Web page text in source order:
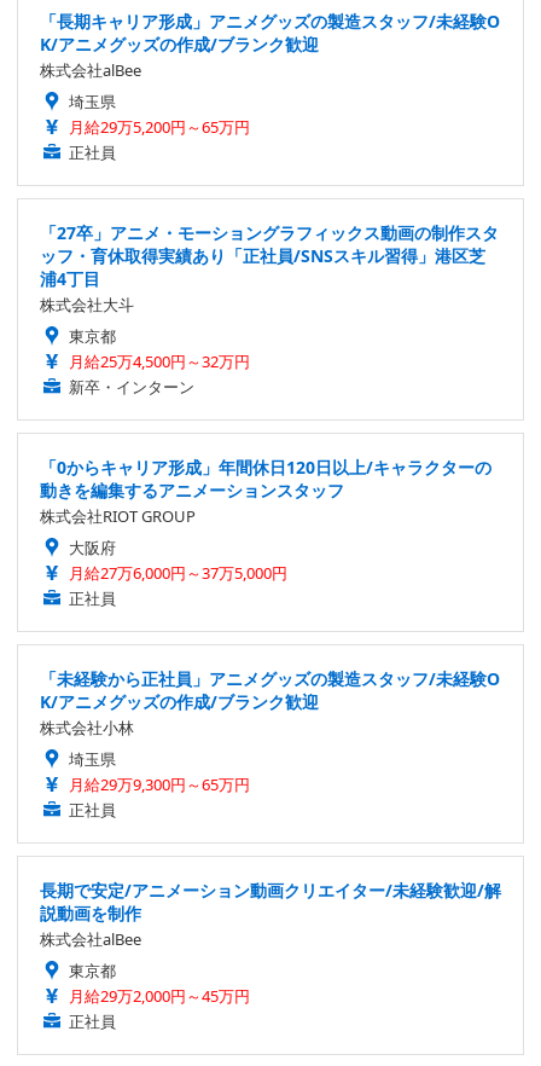
「長期キャリア形成」アニメグッズの製造スタッフ/未経験O
K/アニメグッズの作成/ブランク歓迎
株式会社alBee
埼玉県
月給29万5,200円～65万円
正社員
「27卒」アニメ・モーショングラフィックス動画の制作スタ
ッフ・育休取得実績あり「正社員/SNSスキル習得」港区芝
浦4丁目
株式会社大斗
東京都
月給25万4,500円～32万円
新卒・インターン
「0からキャリア形成」年間休日120日以上/キャラクターの
動きを編集するアニメーションスタッフ
株式会社RIOT GROUP
大阪府
月給27万6,000円～37万5,000円
正社員
「未経験から正社員」アニメグッズの製造スタッフ/未経験O
K/アニメグッズの作成/ブランク歓迎
株式会社小林
埼玉県
月給29万9,300円～65万円
正社員
長期で安定/アニメーション動画クリエイター/未経験歓迎/解
説動画を制作
株式会社alBee
東京都
月給29万2,000円～45万円
正社員